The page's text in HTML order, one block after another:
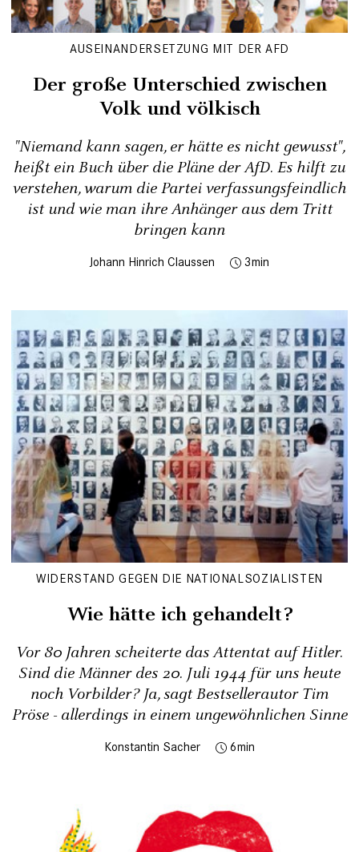
AUSEINANDERSETZUNG MIT DER AFD
Der große Unterschied zwischen
Volk und völkisch
"Niemand kann sagen, er hätte es nicht gewusst",
heißt ein Buch über die Pläne der AfD. Es hilft zu
verstehen, warum die Partei verfassungsfeindlich
ist und wie man ihre Anhänger aus dem Tritt
bringen kann
Johann Hinrich Claussen 3
WIDERSTAND GEGEN DIE NATIONALSOZIALISTEN
Wie hätte ich gehandelt?
Vor 80 Jahren scheiterte das Attentat auf Hitler.
Sind die Männer des 20. Juli 1944 für uns heute
noch Vorbilder? Ja, sagt Bestsellerautor Tim
Pröse - allerdings in einem ungewöhnlichen Sinne
Konstantin Sacher 6